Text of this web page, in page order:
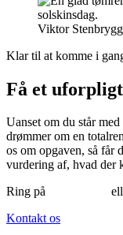
Viktor
Klar til at komme i
Få et
Uanset om du står
drømmer om en
os om opgaven, så får
vurdering af, hvad der
Ring på
Kontakt os